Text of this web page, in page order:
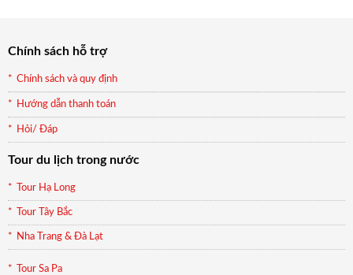
Chính sách hỗ trợ
Chính sách và quy định
Hướng dẫn thanh toán
Hỏi/ Đáp
Tour du lịch trong nước
Tour Hạ Long
Tour Tây Bắc
Nha Trang & Đà Lạt
Tour Sa Pa